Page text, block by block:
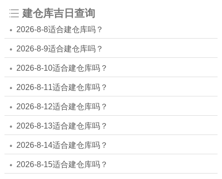
建仓库吉日查询
2026-8-8适合建仓库吗？
2026-8-9适合建仓库吗？
2026-8-10适合建仓库吗？
2026-8-11适合建仓库吗？
2026-8-12适合建仓库吗？
2026-8-13适合建仓库吗？
2026-8-14适合建仓库吗？
2026-8-15适合建仓库吗？